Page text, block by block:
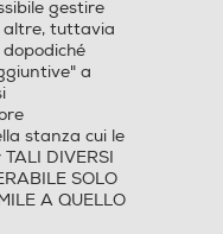
gestire
altre, tuttavia
a
stanza cui le
DIVERSI
SOLO
A QUELLO